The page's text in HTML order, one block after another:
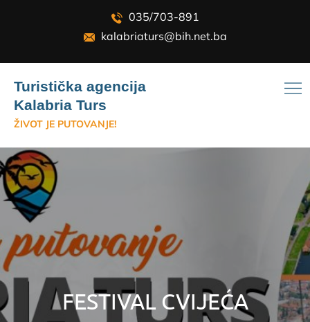
035/703-891
kalabriaturs@bih.net.ba
Turistička agencija
Kalabria Turs
ŽIVOT JE PUTOVANJE!
FESTIVAL CVIJEĆA